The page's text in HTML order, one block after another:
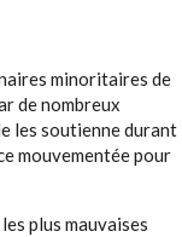
minoritaires de
de nombreux
les soutienne durant
mouvementée pour
plus mauvaises